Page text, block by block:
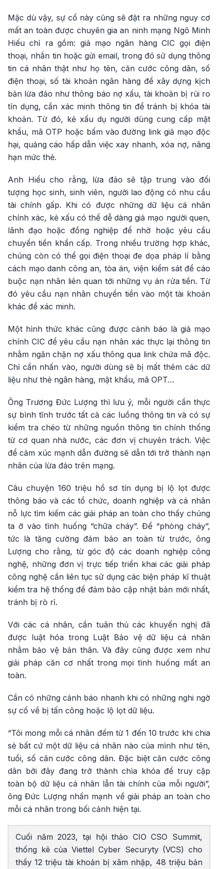
Mặc dù vậy, sự cố này cũng sẽ đặt ra những nguy cơ
mất an toàn được chuyên gia an ninh mạng Ngô Minh
Hiếu chỉ ra gồm: giả mạo ngân hàng CIC gọi điện
thoại, nhắn tin hoặc gửi email, trong đó sử dụng thông
tin cá nhân thật như họ tên, căn cước công dân, số
điện thoại, số tài khoản ngân hàng để xây dựng kịch
bản lừa đảo như thông báo nợ xấu, tài khoản bị rủi ro
tín dụng, cần xác minh thông tin để tránh bị khóa tài
khoản. Từ đó, kẻ xấu dụ người dùng cung cấp mật
khẩu, mã OTP hoặc bấm vào đường link giả mạo độc
hại, quảng cáo hấp dẫn việc xay nhanh, xóa nợ, nâng
hạn mức thẻ.
Anh Hiếu cho rằng, lừa đảo sẽ tập trung vào đối
tượng học sinh, sinh viên, người lao động có nhu cầu
tài chính gấp. Khi có được những dữ liệu cá nhân
chính xác, kẻ xấu có thể dễ dàng giả mạo người quen,
lãnh đạo hoặc đồng nghiệp để nhờ hoặc yêu cầu
chuyển tiền khẩn cấp. Trong nhiều trường hợp khác,
chúng còn có thể gọi điện thoại đe dọa pháp lí bằng
cách mạo danh công an, tòa án, viện kiểm sát để cáo
buộc nạn nhân liên quan tới những vụ án rửa tiền. Từ
đó yêu cầu nạn nhân chuyển tiền vào một tài khoản
khác để xác minh.
Một hình thức khác cũng được cảnh báo là giả mạo
chính CIC để yêu cầu nạn nhân xác thực lại thông tin
nhằm ngăn chặn nợ xấu thông qua link chứa mã độc.
Chỉ cần nhấn vào, người dùng sẽ bị mất thêm các dữ
liệu như thẻ ngân hàng, mật khẩu, mã OPT…
Ông Trương Đức Lượng thì lưu ý, mỗi người cần thực
sự bình tĩnh trước tất cả các luồng thông tin và có sự
kiểm tra chéo từ những nguồn thông tin chính thống
từ cơ quan nhà nước, các đơn vị chuyên trách. Việc
để cảm xúc mạnh dẫn đường sẽ dẫn tới trở thành nạn
nhân của lừa đảo trên mạng.
Câu chuyện 160 triệu hồ sơ tín dụng bị lộ lọt được
thông báo và các tổ chức, doanh nghiệp và cá nhân
nỗ lực tìm kiếm các giải pháp an toàn cho thấy chúng
ta ở vào tình huống “chữa cháy”. Để “phòng cháy”,
tức là tăng cường đảm bảo an toàn từ trước, ông
Lượng cho rằng, từ góc độ các doanh nghiệp công
nghệ, những đơn vị trực tiếp triển khai các giải pháp
công nghệ cần liên tục sử dụng các biện pháp kĩ thuật
kiểm tra hệ thống để đảm bảo cập nhật bản mới nhất,
tránh bị rò rỉ.
Với các cá nhân, cần tuân thủ các khuyến nghị đã
được luật hóa trong Luật Bảo vệ dữ liệu cá nhân
nhằm bảo vệ bản thân. Và đây cũng được xem như
giải pháp căn cơ nhất trong mọi tình huống mất an
toàn.
Cần có những cảnh báo nhanh khi có những nghi ngờ
sự cố về bị tấn công hoặc lộ lọt dữ liệu.
“Tôi mong mỗi cá nhân đếm từ 1 đến 10 trước khi chia
sẻ bất cứ một dữ liệu cá nhân nào của mình như tên,
tuổi, số căn cước công dân. Đặc biệt căn cước công
dân bởi đây đang trở thành chìa khóa để truy cập
toàn bộ dữ liệu cá nhân lẫn tài chính của mỗi người”,
ông Đức Lượng nhấn mạnh về giải pháp an toàn cho
mỗi cá nhân trong bối cảnh hiện tại.
Cuối năm 2023, tại hội thảo CIO CSO Summit,
thống kê của Viettel Cyber Securyty (VCS) cho
thấy 12 triệu tài khoản bị xâm nhập, 48 triệu bản